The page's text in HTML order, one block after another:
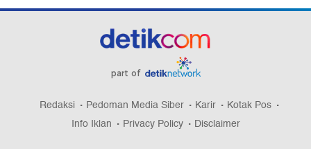
part of
Redaksi Pedoman Media Siber Karir
Kotak Pos
Info Iklan
Privacy Policy Disclaimer